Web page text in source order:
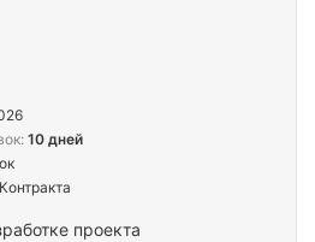
проекта
10 дней
Контракта